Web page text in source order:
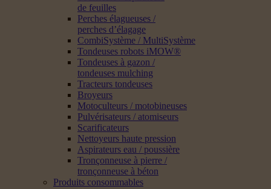
de feuilles
Perches élagueuses /
perches d’élagage
CombiSystème / MultiSystème
Tondeuses robots iMOW®
Tondeuses à gazon /
tondeuses mulching
Tracteurs tondeuses
Broyeurs
Motoculteurs / motobineuses
Pulvérisateurs / atomiseurs
Scarificateurs
Nettoyeurs haute pression
Aspirateurs eau / poussière
Tronçonneuse à pierre /
tronçonneuse à béton
Produits consommables